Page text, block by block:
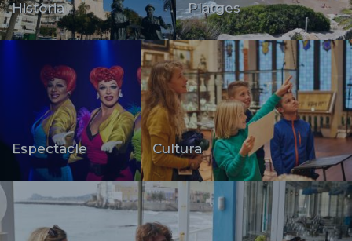
Història Platges
Espectacle Cultura